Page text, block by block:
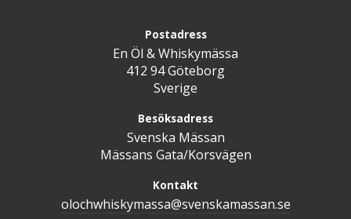
Postadress
En Öl & Whiskymässa
412 94 Göteborg
Sverige
Besöksadress
Svenska Mässan
Mässans Gata/Korsvägen
Kontakt
olochwhiskymassa@svenskamassan.se